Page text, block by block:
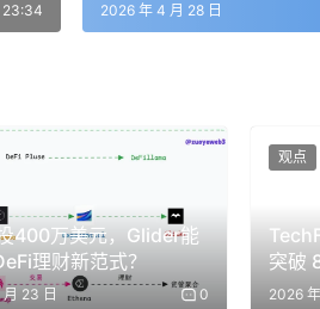
传话，并透露阿拉格齐不久后或重
首都伊斯兰堡同伊朗外长阿拉格齐
伊朗对通过霍尔木兹海峡的每桶石
收入。国际舆论认为，这将成为伊
23:34 2026 年 4 月 28 日
400万美元，Glider能
理财新范式？
23 日 0
突破
50%
2026
观点